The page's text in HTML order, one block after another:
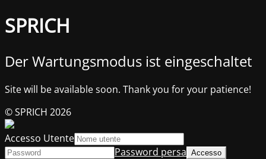
SPRICH
Der Wartungsmodus ist eingeschaltet
Site will be available soon. Thank you for your patience!
© SPRICH 2026
Accesso Utente
Password persa